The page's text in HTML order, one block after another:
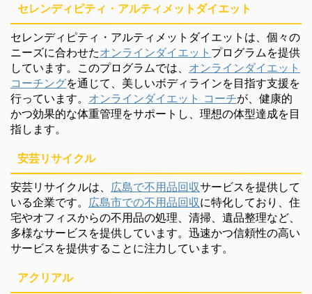
セレンディピティ・アルティメットダイエット
セレンディピティ・アルティメットダイエットは、個々の
ニーズに合わせたオンラインダイエット プログラムを提供
しています。このプログラムでは、 オンラインダイエット
コーチングを通じて、美しいボディラインを目指す支援を
行っています。 オンラインダイエット コーチが、健康的
かつ効果的な体重管理をサポートし、理想の体型達成を目
指します。
安芸リサイクル
安芸リサイクルは、 広島で不用品回収サービスを提供して
いる企業です。 広島市での不用品回収に特化しており、住
宅やオフィスからの不用品の処理、清掃、遺品整理など、
多様なサービスを提供しています。迅速かつ信頼性の高い
サービスを提供することに注力しています。
アクリアル